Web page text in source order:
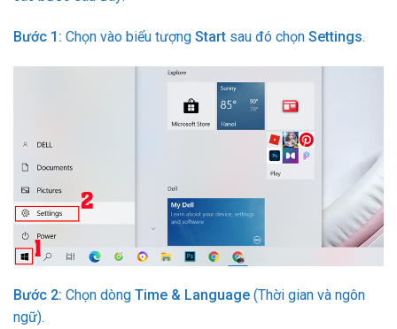
Bước 1: Chọn vào biểu tượng Start sau đó chọn Settings.
Bước 2: Chọn dòng Time & Language (Thời gian và ngôn
ngữ).